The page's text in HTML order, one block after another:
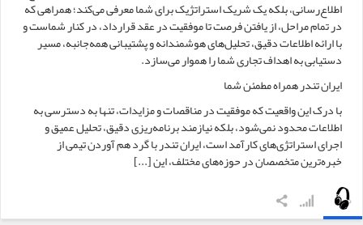
اطلاع‌رسانی، بلکه یک شریک استراتژیک برای شما معرفی می‌کند؛ همراهی که
در تمام مراحل، از یافتن فرصت تا موفقیت در عقد قرارداد، در کنار شماست و
با ارائه اطلاعات دقیق، تحلیل‌های هوشمندانه و پشتیبانی همه‌جانبه، مسیر
دستیابی به اهداف تجاری شما را هموار می‌سازد.
ایران تندر همراه مطمئن شما
با درک این واقعیت که موفقیت در مناقصات و مزایدات، تنها به دسترسی به
اطلاعات محدود نمی‌شود، بلکه نیازمند برنامه‌ریزی دقیق، تحلیل عمیق و
اجرای استراتژی‌های کارآمد است، ایران تندر با گرد هم آوردن تیمی از
خبره‌ترین متخصصان در حوزه‌های مختلف، این [...]